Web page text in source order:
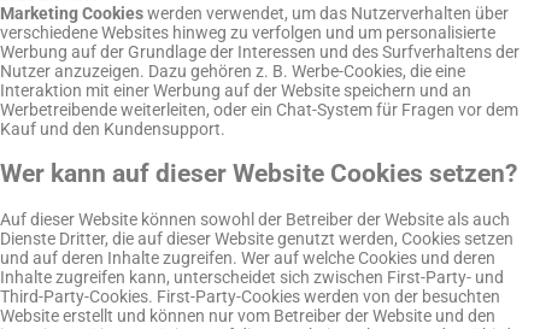
Marketing Cookieswerden verwendet, um das Nutzerverhalten über
verschiedene Websites hinweg zu verfolgen und um personalisierte
Werbung auf der Grundlage der Interessen und des Surfverhaltens der
Nutzer anzuzeigen. Dazu gehören z. B. Werbe-Cookies, die eine
Interaktion mit einer Werbung auf der Website speichern und an
Werbetreibende weiterleiten, oder ein Chat-System für Fragen vor dem
Kauf und den Kundensupport.
Wer kann auf dieser Website Cookies setzen?
Auf dieser Website können sowohl der Betreiber der Website als auch
Dienste Dritter, die auf dieser Website genutzt werden, Cookies setzen
und auf deren Inhalte zugreifen. Wer auf welche Cookies und deren
Inhalte zugreifen kann, unterscheidet sich zwischen First-Party- und
Third-Party-Cookies. First-Party-Cookies werden von der besuchten
Website erstellt und können nur vom Betreiber der Website und den